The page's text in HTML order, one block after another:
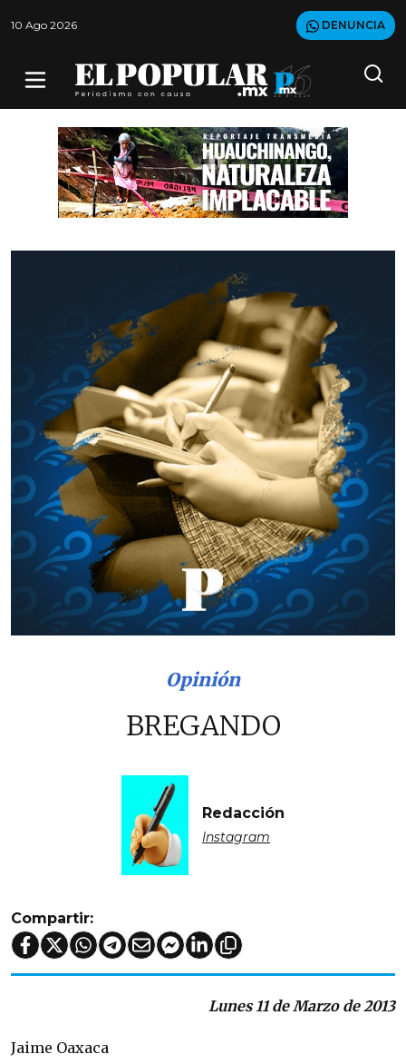
10 Ago 2026 DENUNCIA
Opinión
BREGANDO
Redacción
Instagram
Compartir:
Lunes 11 de Marzo de 2013
Jaime Oaxaca